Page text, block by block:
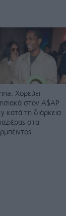
Χορεύει
στον A$AP
κατά τη διάρκεια
στα